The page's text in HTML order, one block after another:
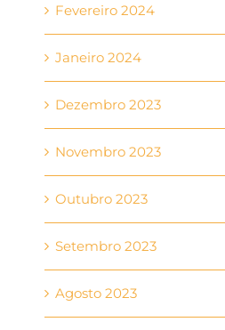
Fevereiro 2024
Janeiro 2024
Dezembro 2023
Novembro 2023
Outubro 2023
Setembro 2023
Agosto 2023